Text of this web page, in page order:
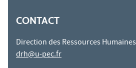
CONTACT
Direction des Ressources Humaines
drh@u-pec.fr